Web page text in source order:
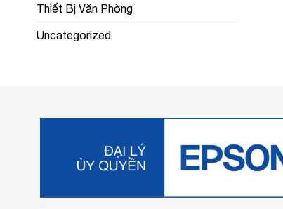
Thiết Bị Văn Phòng
Uncategorized